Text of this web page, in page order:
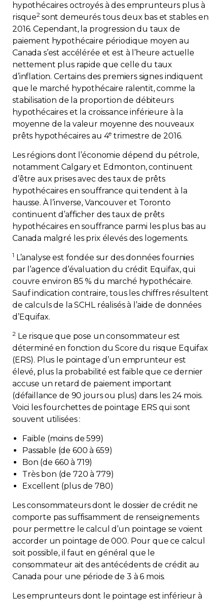
Environnement
Rabais APQ
App APQ
Médias
FAQ
Zone Membres
Français
Contact
Adhésion
hypothécaires octroyés à des emprunteurs plus à
risque2 sont demeurés tous deux bas et stables en
2016. Cependant, la progression du taux de
paiement hypothécaire périodique moyen au
Canada s’est accélérée et est à l’heure actuelle
nettement plus rapide que celle du taux
d’inflation. Certains des premiers signes indiquent
que le marché hypothécaire ralentit, comme la
stabilisation de la proportion de débiteurs
hypothécaires et la croissance inférieure à la
moyenne de la valeur moyenne des nouveaux
prêts hypothécaires au 4e trimestre de 2016.
Les régions dont l’économie dépend du pétrole,
notamment Calgary et Edmonton, continuent
d’être aux prises avec des taux de prêts
hypothécaires en souffrance qui tendent à la
hausse. À l’inverse, Vancouver et Toronto
continuent d’afficher des taux de prêts
hypothécaires en souffrance parmi les plus bas au
Canada malgré les prix élevés des logements.
1 L’analyse est fondée sur des données fournies
par l’agence d’évaluation du crédit Equifax, qui
couvre environ 85 % du marché hypothécaire.
Sauf indication contraire, tous les chiffres résultent
de calculs de la SCHL réalisés à l’aide de données
d’Equifax.
2Le risque que pose un consommateur est
déterminé en fonction du Score du risque Equifax
(ERS). Plus le pointage d’un emprunteur est
élevé, plus la probabilité est faible que ce dernier
accuse un retard de paiement important
(défaillance de 90 jours ou plus) dans les 24 mois.
Voici les fourchettes de pointage ERS qui sont
souvent utilisées :
Faible (moins de 599)
Passable (de 600 à 659)
Bon (de 660 à 719)
Très bon (de 720 à 779)
Excellent (plus de 780)
Les consommateurs dont le dossier de crédit ne
comporte pas suffisamment de renseignements
pour permettre le calcul d’un pointage se voient
accorder un pointage de 000. Pour que ce calcul
soit possible, il faut en général que le
consommateur ait des antécédents de crédit au
Canada pour une période de 3 à 6 mois.
Les emprunteurs dont le pointage est inférieur à